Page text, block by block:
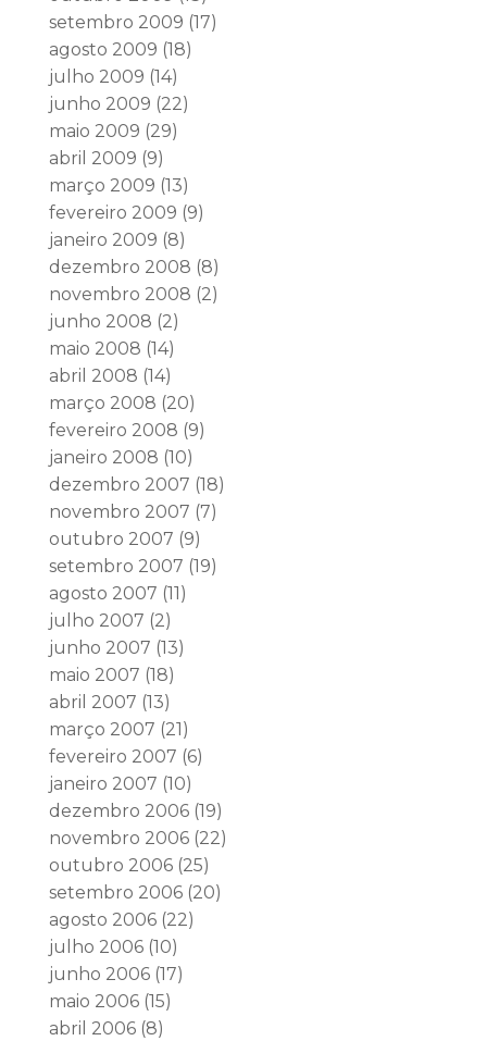
setembro 2009 (17)
agosto 2009 (18)
julho 2009 (14)
junho 2009 (22)
maio 2009 (29)
abril 2009 (9)
março 2009 (13)
fevereiro 2009 (9)
janeiro 2009 (8)
dezembro 2008 (8)
novembro 2008 (2)
junho 2008 (2)
maio 2008 (14)
abril 2008 (14)
março 2008 (20)
fevereiro 2008 (9)
janeiro 2008 (10)
dezembro 2007 (18)
novembro 2007 (7)
outubro 2007 (9)
setembro 2007 (19)
agosto 2007 (11)
julho 2007 (2)
junho 2007 (13)
maio 2007 (18)
abril 2007 (13)
março 2007 (21)
fevereiro 2007 (6)
janeiro 2007 (10)
dezembro 2006(19)
novembro 2006(22)
outubro 2006(25)
setembro 2006(20)
agosto 2006(22)
julho 2006(10)
junho 2006(17)
maio 2006(15)
abril 2006(8)